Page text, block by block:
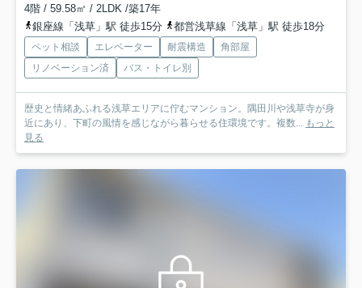
4階 / 59.58㎡ / 2LDK /築17年
銀座線「浅草」駅 徒歩15分
都営浅草線「浅草」駅 徒歩18分
ペット相談 エレベーター 耐震構造
角部屋
リノベーション済
バス・トイレ別
歴史と情緒あふれる浅草エリアに佇むマンション。隅田川や浅草寺が身
近にあり、下町の風情を感じながら暮らせる住環境です。複数... もっと
見る